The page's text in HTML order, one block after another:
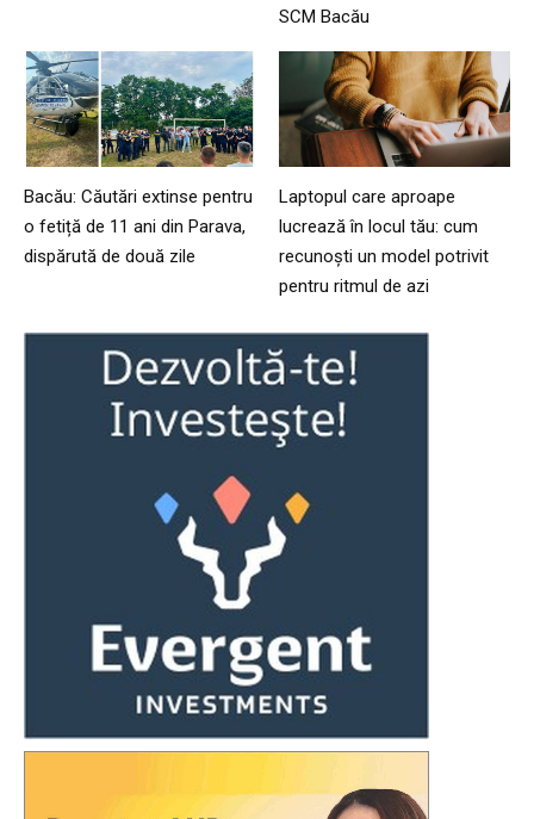
SCM Bacău
Bacău: Căutări extinse pentru
o fetiță de 11 ani din Parava,
dispărută de două zile
Laptopul care aproape
lucrează în locul tău: cum
recunoști un model potrivit
pentru ritmul de azi